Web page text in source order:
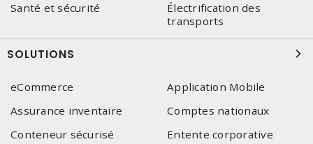
Santé et sécurité
Électrification des
transports
SOLUTIONS
eCommerce
Application Mobile
Assurance inventaire
Comptes nationaux
Conteneur sécurisé
Entente corporative